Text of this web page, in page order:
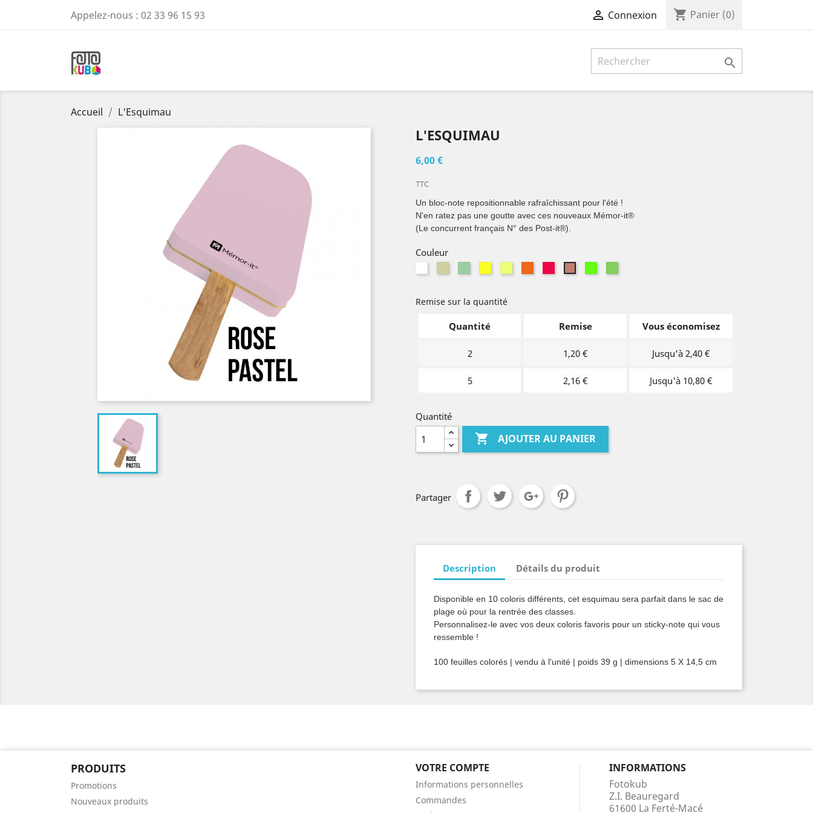
Appelez-nous : 02 33 96 15 93  Connexion shopping_cart Panier (0)

Accueil L'Esquimau
L'ESQUIMAU
6,00 €
TTC
Un bloc-note repositionnable rafraîchissant pour l'été !
N'en ratez pas une goutte avec ces nouveaux Mémor-it®
(Le concurrent français N° des Post-it®).
Couleur
Remise sur la quantité
Quantité Remise Vous économisez
2 1,20 € Jusqu'à 2,40 €
5 2,16 € Jusqu'à 10,80 €
Quantité
 AJOUTER AU PANIER
Partager
Description Détails du produit
Disponible en 10 coloris différents, cet esquimau sera parfait dans le sac de
plage où pour la rentrée des classes.
Personnalisez-le avec vos deux coloris favoris pour un sticky-note qui vous
ressemble !
100 feuilles colorés | vendu à l'unité | poids 39 g | dimensions 5 X 14,5 cm
PRODUITS
Promotions
Nouveaux produits
VOTRE COMPTE
Informations personnelles
Commandes
INFORMATIONS
Fotokub
Z.I. Beauregard
61600 La Ferté-Macé